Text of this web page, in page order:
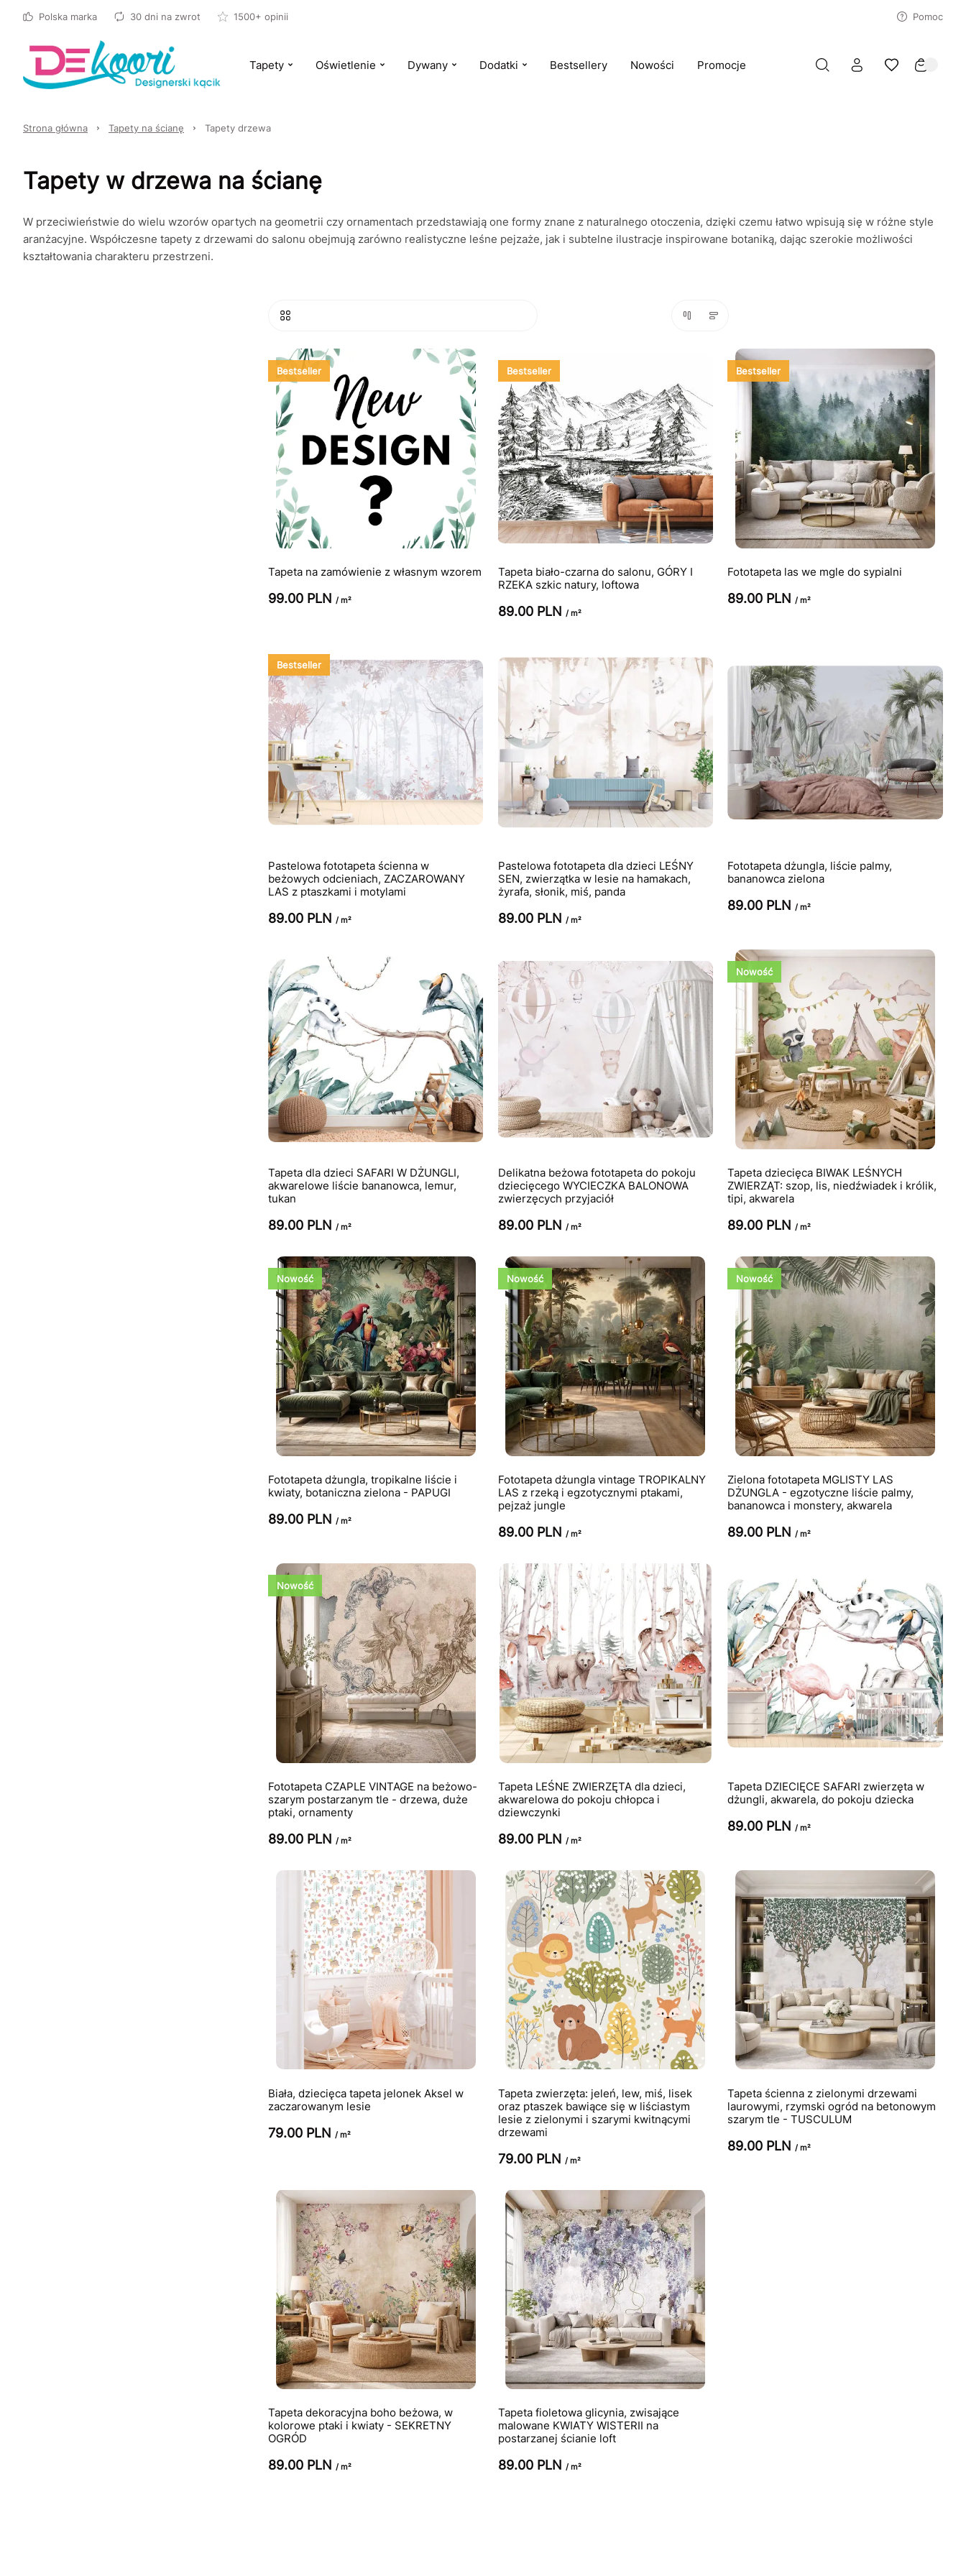
Polska marka 30 dni na zwrot 1500+ opinii Pomoc
Tapety Oświetlenie Dywany Dodatki Bestsellery Nowości Promocje
Strona główna Tapety na ścianę Tapety drzewa
Tapety w drzewa na ścianę
W przeciwieństwie do wielu wzorów opartych na geometrii czy ornamentach przedstawiają one formy znane z naturalnego otoczenia, dzięki czemu łatwo wpisują się w różne style
aranżacyjne. Współczesne tapety z drzewami do salonu obejmują zarówno realistyczne leśne pejzaże, jak i subtelne ilustracje inspirowane botaniką, dając szerokie możliwości
kształtowania charakteru przestrzeni.
Bestseller
Tapeta na zamówienie z własnym wzorem
99.00 PLN / m²
Bestseller
Tapeta biało-czarna do salonu, GÓRY I
RZEKA szkic natury, loftowa
89.00 PLN / m²
Bestseller
Fototapeta las we mgle do sypialni
89.00 PLN / m²
Bestseller
Pastelowa fototapeta ścienna w
beżowych odcieniach, ZACZAROWANY
LAS z ptaszkami i motylami
89.00 PLN / m²
Pastelowa fototapeta dla dzieci LEŚNY
SEN, zwierzątka w lesie na hamakach,
żyrafa, słonik, miś, panda
89.00 PLN / m²
Fototapeta dżungla, liście palmy,
bananowca zielona
89.00 PLN / m²
Tapeta dla dzieci SAFARI W DŻUNGLI,
akwarelowe liście bananowca, lemur,
tukan
89.00 PLN / m²
Delikatna beżowa fototapeta do pokoju
dziecięcego WYCIECZKA BALONOWA
zwierzęcych przyjaciół
89.00 PLN / m²
Nowość
Tapeta dziecięca BIWAK LEŚNYCH
ZWIERZĄT: szop, lis, niedźwiadek i królik,
tipi, akwarela
89.00 PLN / m²
Nowość
Fototapeta dżungla, tropikalne liście i
kwiaty, botaniczna zielona - PAPUGI
89.00 PLN / m²
Nowość
Fototapeta dżungla vintage TROPIKALNY
LAS z rzeką i egzotycznymi ptakami,
pejzaż jungle
89.00 PLN / m²
Nowość
Zielona fototapeta MGLISTY LAS
DŻUNGLA - egzotyczne liście palmy,
bananowca i monstery, akwarela
89.00 PLN / m²
Nowość
Fototapeta CZAPLE VINTAGE na beżowo-
szarym postarzanym tle - drzewa, duże
ptaki, ornamenty
89.00 PLN / m²
Tapeta LEŚNE ZWIERZĘTA dla dzieci,
akwarelowa do pokoju chłopca i
dziewczynki
89.00 PLN / m²
Tapeta DZIECIĘCE SAFARI zwierzęta w
dżungli, akwarela, do pokoju dziecka
89.00 PLN / m²
Biała, dziecięca tapeta jelonek Aksel w
zaczarowanym lesie
79.00 PLN / m²
Tapeta zwierzęta: jeleń, lew, miś, lisek
oraz ptaszek bawiące się w liściastym
lesie z zielonymi i szarymi kwitnącymi
drzewami
79.00 PLN / m²
Tapeta ścienna z zielonymi drzewami
laurowymi, rzymski ogród na betonowym
szarym tle - TUSCULUM
89.00 PLN / m²
Tapeta dekoracyjna boho beżowa, w
kolorowe ptaki i kwiaty - SEKRETNY
OGRÓD
89.00 PLN / m²
Tapeta fioletowa glicynia, zwisające
malowane KWIATY WISTERII na
postarzanej ścianie loft
89.00 PLN / m²